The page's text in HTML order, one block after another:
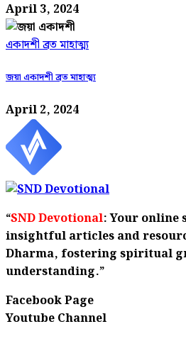
April 3, 2024
একাদশী ব্রত মাহাত্ম্য
জয়া একাদশী ব্রত মাহাত্ম্য
April 2, 2024
“SND Devotional: Your online
insightful articles and
Dharma, fostering spiritual
understanding.”
Facebook Page
Youtube Channel